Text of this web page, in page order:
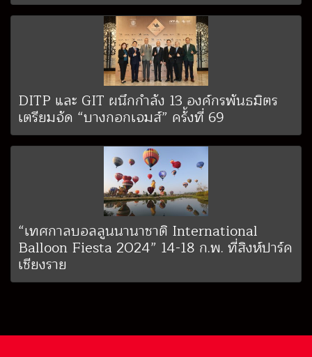
DITP และ GIT ผนึกกำลัง 13 องค์กรพันธมิตร
เตรียมจัด “บางกอกเจมส์” ครั้งที่ 69
“เทศกาลบอลลูนนานาชาติ International
Balloon Fiesta 2024” 14-18 ก.พ. ที่สิงห์ปาร์ค
เชียงราย